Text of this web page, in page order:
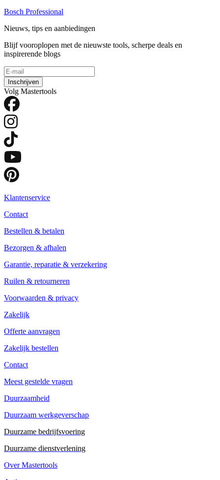
Bosch Professional
Nieuws, tips en aanbiedingen
Blijf vooroplopen met de nieuwste tools, scherpe deals en
inspirerende blogs
Inschrijven
Volg Mastertools
Klantenservice
Contact
Bestellen & betalen
Bezorgen & afhalen
Garantie, reparatie & verzekering
Ruilen & retourneren
Voorwaarden & privacy
Zakelijk
Offerte aanvragen
Zakelijk bestellen
Contact
Meest gestelde vragen
Duurzaamheid
Duurzaam werkgeverschap
Duurzame bedrijfsvoering
Duurzame dienstverlening
Over Mastertools